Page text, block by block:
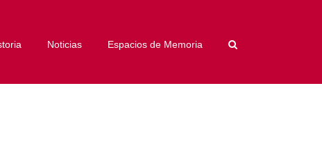
Noticias Espacios de Memoria